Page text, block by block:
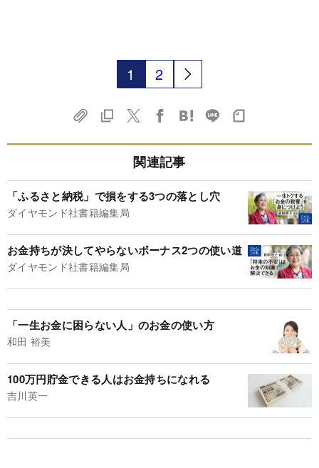
1 2
関連記事
「ふるさと納税」で損をする3つの落とし穴
ダイヤモンド社書籍編集局
お金持ちが決してやらないボーナス2つの使い道
ダイヤモンド社書籍編集局
「一生お金に困らない人」のお金の使い方
和田 裕美
100万円貯金できる人はお金持ちになれる
吉川英一